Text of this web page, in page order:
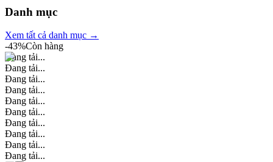
Danh mục
Xem tất cả danh mục →
-43%Còn hàng
Đang tải...
Đang tải...
Đang tải...
Đang tải...
Đang tải...
Đang tải...
Đang tải...
Đang tải...
Đang tải...
Đang tải...